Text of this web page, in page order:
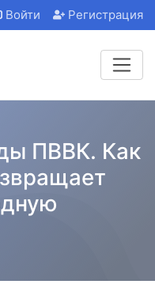
Войти Регистрация
ПВВК. Как